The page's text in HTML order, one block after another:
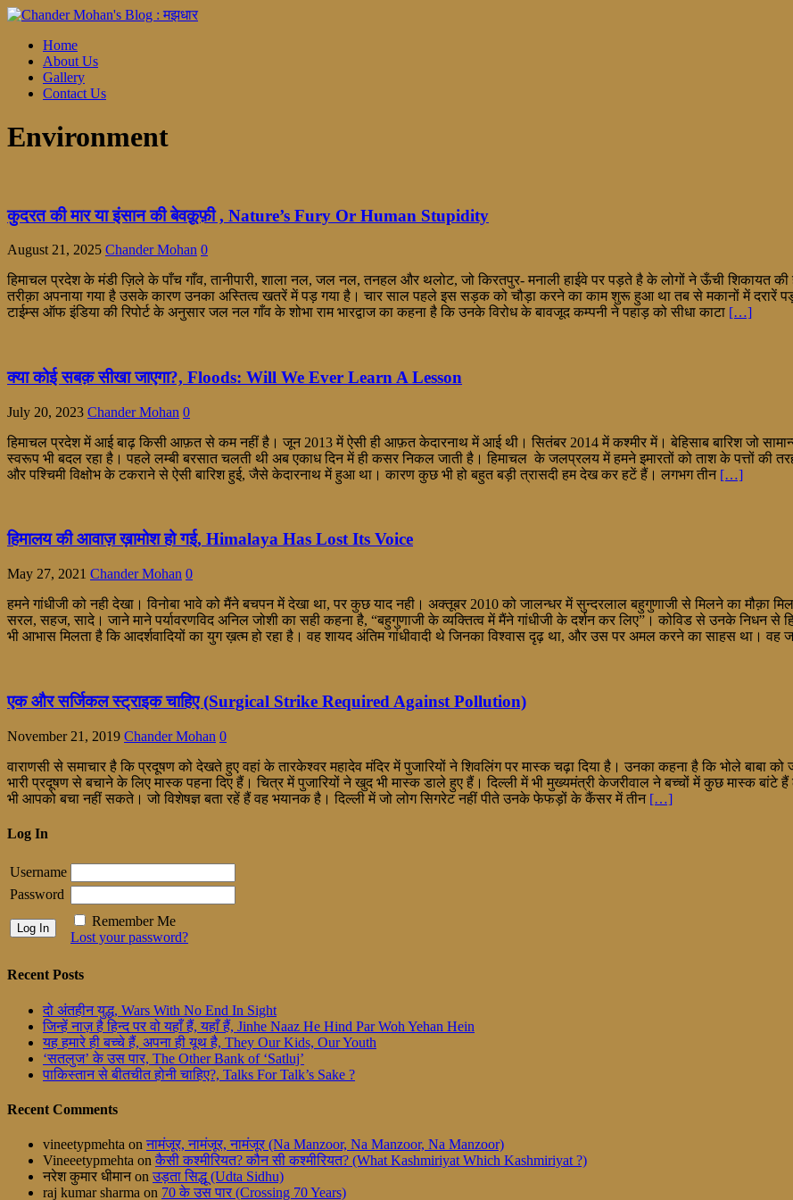
Home
About Us
Gallery
Contact Us
Environment
कुदरत की मार या इंसान की बेवक़ूफ़ी , Nature’s Fury Or Human Stupidity
August 21, 2025 Chander Mohan 0
हिमाचल प्रदेश के मंडी ज़िले के पाँच गाँव, तानीपारी, शाला नल, जल नल, तनहल और थलोट, जो किरतपुर- मनाली हाईवे पर पड़ते है के लोगों ने ऊँची शिकायत
तरीक़ा अपनाया गया है उसके कारण उनका अस्तित्व खतरें में पड़ गया है। चार साल पहले इस सड़क को चौड़ा करने का काम शुरू हुआ था तब से मकानों में दरारें
टाईम्स ऑफ इंडिया की रिपोर्ट के अनुसार जल नल गाँव के शोभा राम भारद्वाज का कहना है कि उनके विरोध के बावजूद कम्पनी ने पहाड़ को सीधा काटा […]
क्या कोई सबक़ सीखा जाएगा?, Floods: Will We Ever Learn A Lesson
July 20, 2023 Chander Mohan 0
हिमाचल प्रदेश में आई बाढ़ किसी आफ़त से कम नहीं है। जून 2013 में ऐसी ही आफ़त केदारनाथ में आई थी। सितंबर 2014 में कश्मीर में। बेहिसाब बारिश जो
स्वरूप भी बदल रहा है। पहले लम्बी बरसात चलती थी अब एकाध दिन में ही कसर निकल जाती है। हिमाचल के जलप्रलय में हमने इमारतों को ताश के पत्तों की
और पश्चिमी विक्षोभ के टकराने से ऐसी बारिश हुई, जैसे केदारनाथ में हुआ था। कारण कुछ भी हो बहुत बड़ी त्रासदी हम देख कर हटें हैं। लगभग तीन […]
हिमालय की आवाज़ ख़ामोश हो गई, Himalaya Has Lost Its Voice
May 27, 2021 Chander Mohan 0
हमने गांधीजी को नही देखा। विनोबा भावे को मैंने बचपन में देखा था, पर कुछ याद नही। अक्तूबर 2010 को जालन्धर में सुन्दरलाल बहुगुणाजी से मिलने का मौक़ा
सरल, सहज, सादे। जाने माने पर्यावरणविद अनिल जोशी का सही कहना है, “बहुगुणाजी के व्यक्तित्व में मैंने गांधीजी के दर्शन कर लिए”। कोविड से उनके निधन से
भी आभास मिलता है कि आदर्शवादियों का युग ख़त्म हो रहा है। वह शायद अंतिम गांधीवादी थे जिनका विश्वास दृढ़ था, और उस पर अमल करने का साहस था।
एक और सर्जिकल स्ट्राइक चाहिए (Surgical Strike Required Against Pollution)
November 21, 2019 Chander Mohan 0
वाराणसी से समाचार है कि प्रदूषण को देखते हुए वहां के तारकेश्वर महादेव मंदिर में पुजारियों ने शिवलिंग पर मास्क चढ़ा दिया है। उनका कहना है कि भोले बाबा को
भारी प्रदूषण से बचाने के लिए मास्क पहना दिए हैं। चित्र में पुजारियों ने खुद भी मास्क डाले हुए हैं। दिल्ली में भी मुख्यमंत्री केजरीवाल ने बच्चों में कुछ मास्क बांटे
भी आपको बचा नहीं सकते। जो विशेषज्ञ बता रहें हैं वह भयानक है। दिल्ली में जो लोग सिगरेट नहीं पीते उनके फेफड़ों के कैंसर में तीन […]
Log In
Username
Password
Remember Me
Lost your password?
Recent Posts
दो अंतहीन युद्ध, Wars With No End In Sight
जिन्हें नाज़ है हिन्द पर वो यहाँ हैं, यहाँ हैं, Jinhe Naaz He Hind Par Woh Yehan Hein
यह हमारे ही बच्चे हैं, अपना ही यूथ है, They Our Kids, Our Youth
‘सतलुज’ के उस पार, The Other Bank of ‘Satluj’
पाकिस्तान से बीतचीत होनी चाहिए?, Talks For Talk’s Sake ?
Recent Comments
vineetypmehta on नामंजूर, नामंजूर, नामंजूर (Na Manzoor, Na Manzoor, Na Manzoor)
Vineeetypmehta on कैसी कश्मीरियत? कौन सी कश्मीरियत? (What Kashmiriyat Which Kashmiriyat ?)
नरेश कुमार धीमानon उड़ता सिद्धू (Udta Sidhu)
raj kumar sharma on 70 के उस पार (Crossing 70 Years)